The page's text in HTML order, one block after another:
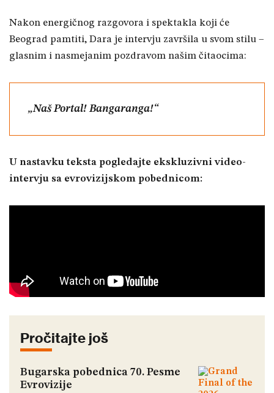
Nakon energičnog razgovora i spektakla koji će
Beograd pamtiti, Dara je intervju završila u svom stilu –
glasnim i nasmejanim pozdravom našim čitaocima:
„Naš Portal! Bangaranga!“
U nastavku teksta pogledajte ekskluzivni video-
intervju sa evrovizijskom pobednicom:
Pročitajte još
Bugarska pobednica 70. Pesme
Evrovizije